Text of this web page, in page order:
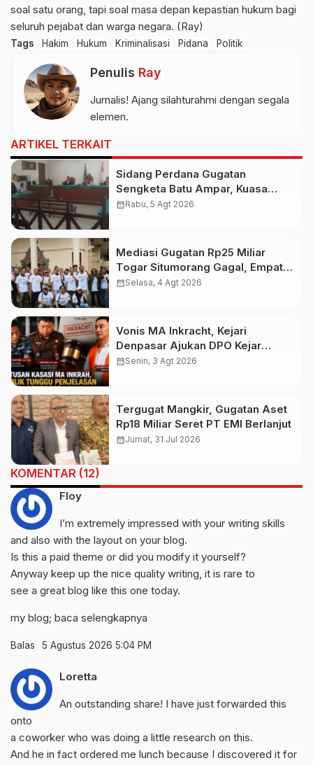
soal satu orang, tapi soal masa depan kepastian hukum bagi
seluruh pejabat dan warga negara. (Ray)
Tags Hakim Hukum Kriminalisasi Pidana Politik
Penulis Ray
Jurnalis! Ajang silahturahmi dengan segala
elemen.
ARTIKEL TERKAIT
Sidang Perdana Gugatan
Sengketa Batu Ampar, Kuasa
Hukum Sebut Tak Ikut Tergugat di
calendar_monthRabu, 5 Agt 2026
Mediasi Gugatan Rp25 Miliar
Togar Situmorang Gagal, Empat
Media Pilih Lawan di Pengadilan
calendar_monthSelasa, 4 Agt 2026
Vonis MA Inkracht, Kejari
Denpasar Ajukan DPO Kejar
Budiman Tiang
calendar_monthSenin, 3 Agt 2026
Tergugat Mangkir, Gugatan Aset
Rp18 Miliar Seret PT EMI Berlanjut
calendar_monthJumat, 31 Jul 2026
KOMENTAR (12)
Floy
I’m extremely impressed with your writing skills
and also with the layout on your blog.
Is this a paid theme or did you modify it yourself?
Anyway keep up the nice quality writing, it is rare to
see a great blog like this one today.
my blog; baca selengkapnya
Balas 5 Agustus 2026 5:04 PM
Loretta
An outstanding share! I have just forwarded this
onto
a coworker who was doing a little research on this.
And he in fact ordered me lunch because I discovered it for